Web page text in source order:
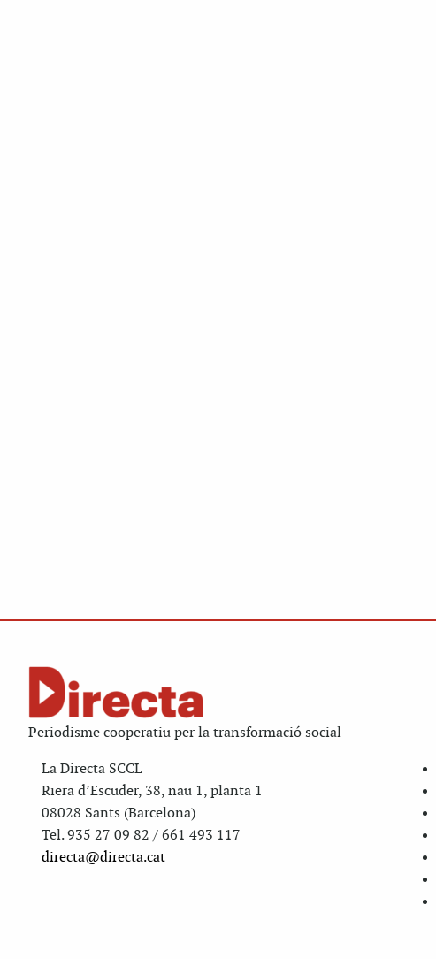
Periodisme cooperatiu per la transformació social
La Directa SCCL
Riera d’Escuder, 38, nau 1, planta 1
08028 Sants (Barcelona)
Tel. 935 27 09 82 / 661 493 117
directa@directa.cat